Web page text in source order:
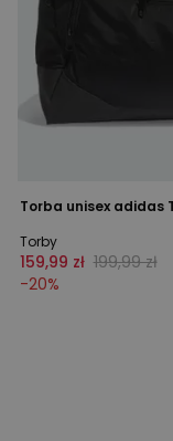
Torba unisex adidas
Torby
159,99 zł 199,99 zł
-20%